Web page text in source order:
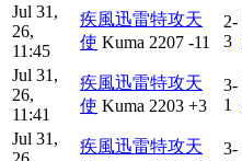
Jul 31,
26,
11:45
疾風迅雷特攻天
使 Kuma 2207 -11
2-
3
Jul 31,
26,
11:41
疾風迅雷特攻天
使 Kuma 2203 +3
3-
1
Jul 31,
疾風迅雷特攻天
3-